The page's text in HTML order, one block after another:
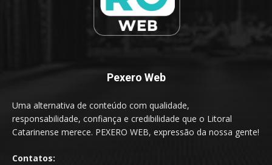
Pexero Web
Uma alternativa de conteúdo com qualidade,
responsabilidade, confiança e credibilidade que o Litoral
Catarinense merece. PEXERO WEB, expressão da nossa gente!
Contatos: